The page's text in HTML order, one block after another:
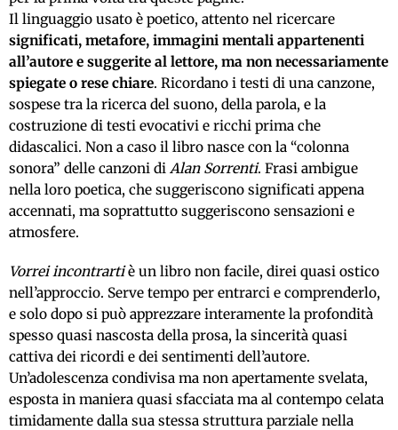
Il linguaggio usato è poetico, attento nel ricercare
significati, metafore, immagini mentali appartenenti
all’autore e suggerite al lettore, ma non necessariamente
spiegate o rese chiare. Ricordano i testi di una canzone,
sospese tra la ricerca del suono, della parola, e la
costruzione di testi evocativi e ricchi prima che
didascalici. Non a caso il libro nasce con la “colonna
sonora” delle canzoni di Alan Sorrenti. Frasi ambigue
nella loro poetica, che suggeriscono significati appena
accennati, ma soprattutto suggeriscono sensazioni e
atmosfere.
Vorrei incontrartiè un libro non facile, direi quasi ostico
nell’approccio. Serve tempo per entrarci e comprenderlo,
e solo dopo si può apprezzare interamente la profondità
spesso quasi nascosta della prosa, la sincerità quasi
cattiva dei ricordi e dei sentimenti dell’autore.
Un’adolescenza condivisa ma non apertamente svelata,
esposta in maniera quasi sfacciata ma al contempo celata
timidamente dalla sua stessa struttura parziale nella